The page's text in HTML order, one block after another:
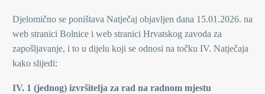
Djelomično se poništava Natječaj objavljen dana 15.01.2026. na
web stranici Bolnice i web stranici Hrvatskog zavoda za
zapošljavanje, i to u dijelu koji se odnosi na točku IV. Natječaja
kako slijedi:
IV. 1 (jednog) izvršitelja za rad na radnom mjestu